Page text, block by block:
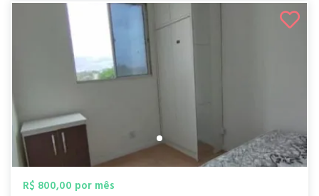
R$ 800,00 por mês